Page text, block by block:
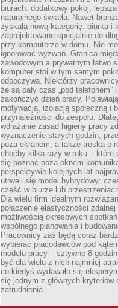
biurach: dodatkowy pokój,
naturalnego światła. Nawet
zyskała nową kategorię: biurka i
zaprojektowane specjalnie do
przy komputerze w domu. Nie
ignorować wyzwań. Granica
zawodowym a prywatnym łatwo
komputer stoi w tym samym
odpoczywa. Niektórzy
że są cały czas „pod telefonem”
zakończyć dzień pracy.
motywacją, izolacją społeczną i
przynależności do zespołu.
wdrażanie zasad higieny pracy
wyznaczenie stałych godzin,
poza ekranem, a także troska o
choćby kilka razy w roku – które
się poznać poza oknem
perspektywie kolejnych lat
utrwali się model hybrydowy:
część w biurze lub
Dla wielu firm idealnym
połączenie elastyczności zdalnej
możliwością okresowych
wspólnego planowania i
Pracownicy zaś będą coraz
wybierać pracodawców pod
modelu pracy – sztywne 8
być dla wielu z nich najmniej
co kiedyś wydawało się
się jednym z głównych kryteriów
zatrudnienia.